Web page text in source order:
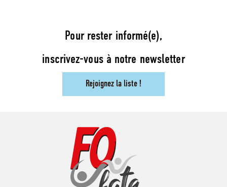
Pour rester informé(e),
inscrivez-vous à notre newsletter
Rejoignez la liste !